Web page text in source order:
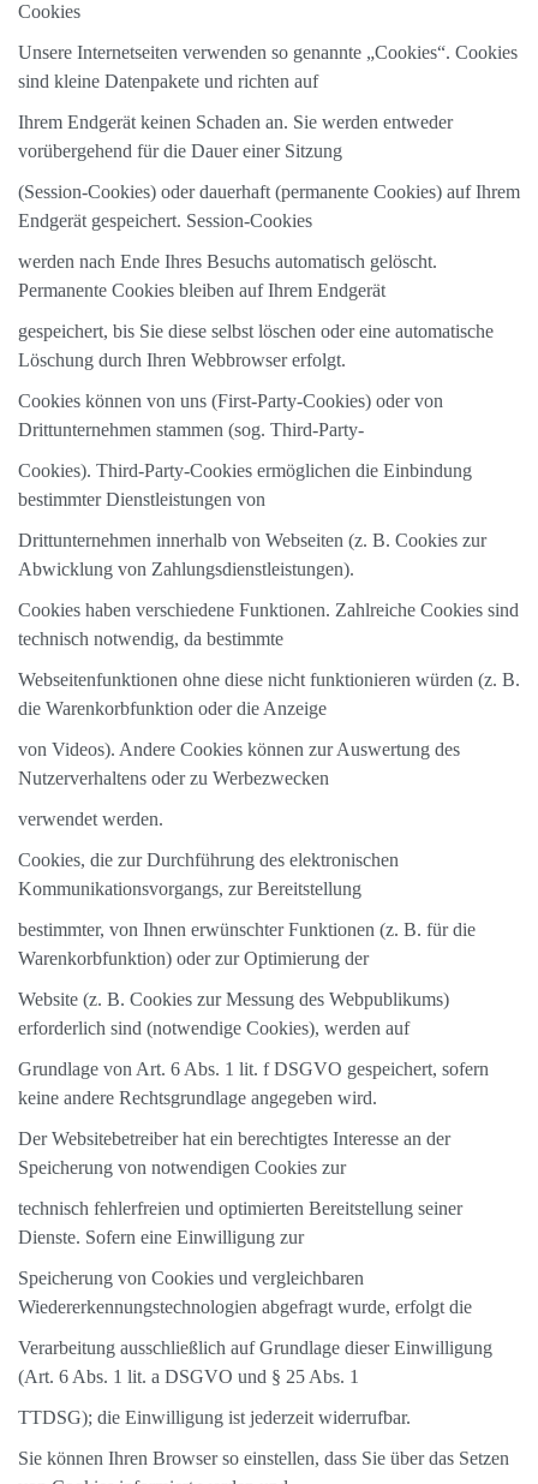
Cookies
Unsere Internetseiten verwenden so genannte „Cookies“. Cookies
sind kleine Datenpakete und richten auf
Ihrem Endgerät keinen Schaden an. Sie werden entweder
vorübergehend für die Dauer einer Sitzung
(Session-Cookies) oder dauerhaft (permanente Cookies) auf Ihrem
Endgerät gespeichert. Session-Cookies
werden nach Ende Ihres Besuchs automatisch gelöscht.
Permanente Cookies bleiben auf Ihrem Endgerät
gespeichert, bis Sie diese selbst löschen oder eine automatische
Löschung durch Ihren Webbrowser erfolgt.
Cookies können von uns (First-Party-Cookies) oder von
Drittunternehmen stammen (sog. Third-Party-
Cookies). Third-Party-Cookies ermöglichen die Einbindung
bestimmter Dienstleistungen von
Drittunternehmen innerhalb von Webseiten (z. B. Cookies zur
Abwicklung von Zahlungsdienstleistungen).
Cookies haben verschiedene Funktionen. Zahlreiche Cookies sind
technisch notwendig, da bestimmte
Webseitenfunktionen ohne diese nicht funktionieren würden (z. B.
die Warenkorbfunktion oder die Anzeige
von Videos). Andere Cookies können zur Auswertung des
Nutzerverhaltens oder zu Werbezwecken
verwendet werden.
Cookies, die zur Durchführung des elektronischen
Kommunikationsvorgangs, zur Bereitstellung
bestimmter, von Ihnen erwünschter Funktionen (z. B. für die
Warenkorbfunktion) oder zur Optimierung der
Website (z. B. Cookies zur Messung des Webpublikums)
erforderlich sind (notwendige Cookies), werden auf
Grundlage von Art. 6 Abs. 1 lit. f DSGVO gespeichert, sofern
keine andere Rechtsgrundlage angegeben wird.
Der Websitebetreiber hat ein berechtigtes Interesse an der
Speicherung von notwendigen Cookies zur
technisch fehlerfreien und optimierten Bereitstellung seiner
Dienste. Sofern eine Einwilligung zur
Speicherung von Cookies und vergleichbaren
Wiedererkennungstechnologien abgefragt wurde, erfolgt die
Verarbeitung ausschließlich auf Grundlage dieser Einwilligung
(Art. 6 Abs. 1 lit. a DSGVO und § 25 Abs. 1
TTDSG); die Einwilligung ist jederzeit widerrufbar.
Sie können Ihren Browser so einstellen, dass Sie über das Setzen